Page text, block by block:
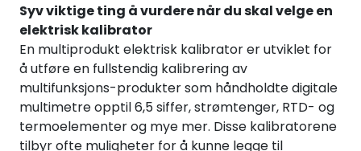
Syv viktige ting å vurdere når du skal velge en
elektrisk kalibrator
En multiprodukt elektrisk kalibrator er utviklet for
å utføre en fullstendig kalibrering av
multifunksjons-produkter som håndholdte digitale
multimetre opptil 6,5 siffer, strømtenger, RTD- og
termoelementer og mye mer. Disse kalibratorene
tilbyr ofte muligheter for å kunne legge til
Miljø og sikkerhet
Kalibratorer
Termografi
Undervisning